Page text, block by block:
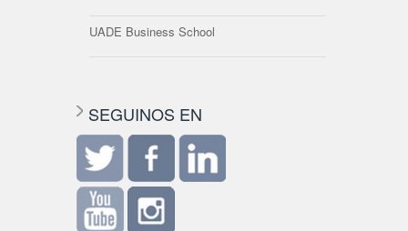
UADE Business School
SEGUINOS EN